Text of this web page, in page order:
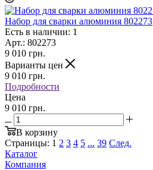
Набор для сварки алюминия 802273
Есть в наличии: 1
Арт.: 802273
9 010 грн.
Варианты цен
9 010 грн.
Подробности
Цена
9 010 грн.
В корзину
Страницы: 1 2 3 4 5 ... 39 След.
Каталог
Компания